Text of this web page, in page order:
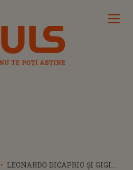
LEONARDO DICAPRIO ȘI GIGI